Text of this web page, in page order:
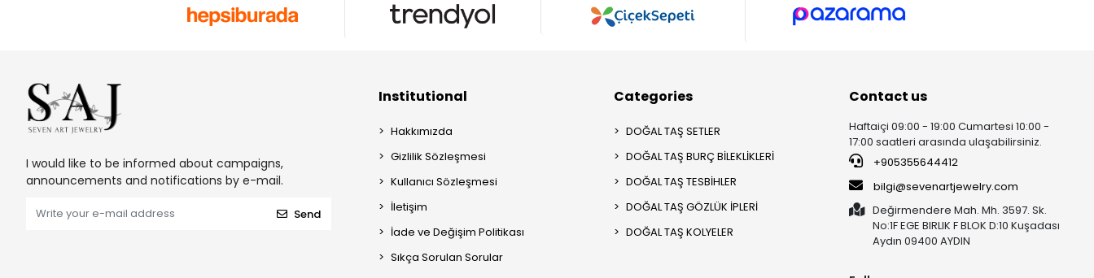
I would like to be informed about campaigns,
announcements and notifications by e-mail.
Send
Institutional
Hakkımızda
Gizlilik Sözleşmesi
Kullanıcı Sözleşmesi
İletişim
İade ve Değişim Politikası
Sıkça Sorulan Sorular
Categories
DOĞAL TAŞ SETLER
DOĞAL TAŞ BURÇ BİLEKLİKLERİ
DOĞAL TAŞ TESBİHLER
DOĞAL TAŞ GÖZLÜK İPLERİ
DOĞAL TAŞ KOLYELER
Contact us
Haftaiçi 09:00 - 19:00 Cumartesi 10:00 -
17:00 saatleri arasında ulaşabilirsiniz.
+905355644412
bilgi@sevenartjewelry.com
Değirmendere Mah. Mh. 3597. Sk.
No:1F EGE BIRLIK F BLOK D:10 Kuşadası
Aydın 09400 AYDIN